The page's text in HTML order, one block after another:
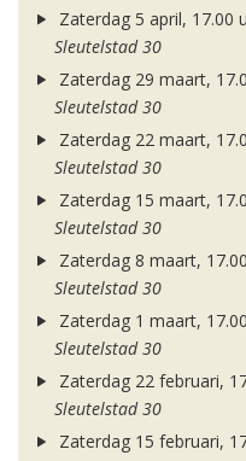
Zaterdag 5 april, 17.00
Sleutelstad 30
Zaterdag 29 maart,
Sleutelstad 30
Zaterdag 22 maart,
Sleutelstad 30
Zaterdag 15 maart,
Sleutelstad 30
Zaterdag 8 maart,
Sleutelstad 30
Zaterdag 1 maart,
Sleutelstad 30
Zaterdag 22 februari,
Sleutelstad 30
Zaterdag 15 februari,